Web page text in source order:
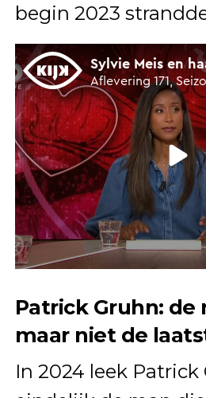
begin 2023
Patrick Gruhn: de
maar niet de
In 2024 leek Patrick